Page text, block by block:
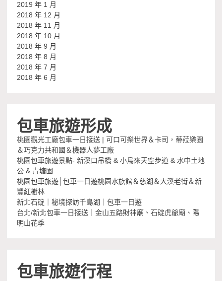
2019 年 1 月
2018 年 12 月
2018 年 11 月
2018 年 10 月
2018 年 9 月
2018 年 8 月
2018 年 7 月
2018 年 6 月
包車旅遊形成
桃園觀光工廠包車一日接送 | 可口可樂世界＆卡司，蒂菈樂園
＆巧克力共和國＆機器人夢工廠
桃園包車旅遊景點- 新溪口吊橋 & 小烏來天空步道 & 水中土地
公 & 青塘園
桃園包車旅遊│包車一日遊桃園水族館＆慈湖＆大溪老街＆新
豐紅樹林
新北石碇｜秘境探訪千島湖｜包車一日遊
台北/新北包車一日接送｜金山五路財神廟、石碇虎爺廟、陽
明山花季
包車旅遊行程